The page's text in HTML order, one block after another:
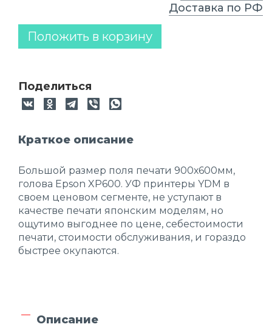
Положить в корзину
Поделиться
Краткое описание
Большой размер поля печати 900х600мм,
голова Epson XP600. УФ принтеры YDM в
своем ценовом сегменте, не уступают в
качестве печати японским моделям, но
ощутимо выгоднее по цене, себестоимости
печати, стоимости обслуживания, и гораздо
быстрее окупаются.
Доставка по РФ
Описание